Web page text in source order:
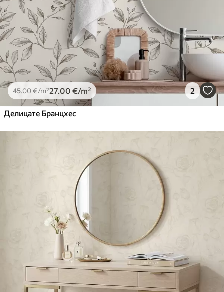
45.00€/m²27.00 €/m² 2
Делицате Бранцхес